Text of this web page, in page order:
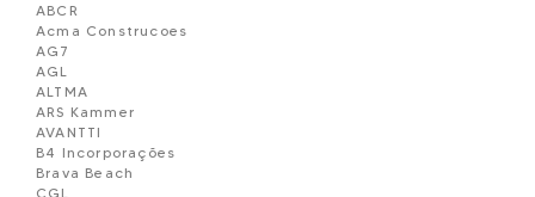
GUARÁ
HOPE CITY HABITAT
JARDIM
JEUNE
KEEP URBAN HABITAT
KLEE
LALIQUE RESIDENCE
LORD PREMIUM
L´ EXCELLENCE
ABCR
Acma Construcoes
AG7
AGL
ALTMA
ARS Kammer
AVANTTI
B4 Incorporações
Brava Beach
CGL